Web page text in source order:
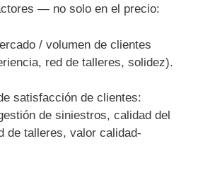
— no solo en el precio:
/ volumen de clientes
red de talleres, solidez).
satisfacción de clientes:
de siniestros, calidad del
de talleres, valor calidad-